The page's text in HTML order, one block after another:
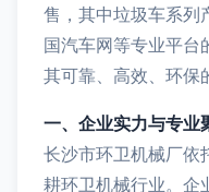
售，其中垃圾车系列
国汽车网等专业平台
其可靠、高效、环保
一、企业实力与专业
长沙市环卫机械厂依
耕环卫机械行业。企